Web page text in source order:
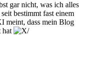
gar nicht, was ich alles
bestimmt fast einem
meint, dass mein Blog
hat